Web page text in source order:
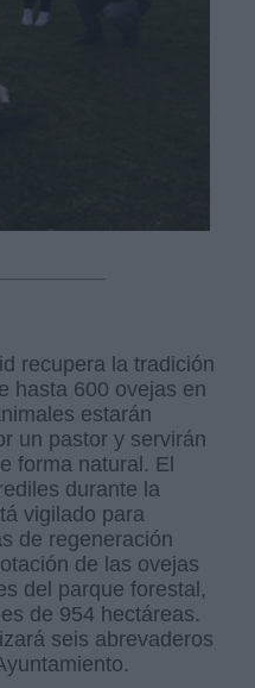
recupera la tradición
hasta 600 ovejas en
estarán
un pastor y servirán
forma natural. El
durante la
vigilado para
de regeneración
de las ovejas
del parque forestal,
de 954 hectáreas.
seis abrevaderos